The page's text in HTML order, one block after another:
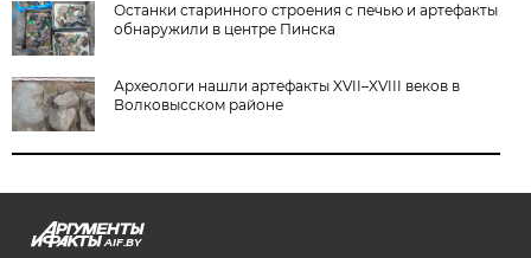
Останки старинного строения с печью и артефакты
обнаружили в центре Пинска
Археологи нашли артефакты XVII–XVIII веков в
Волковысском районе
AIF.BY